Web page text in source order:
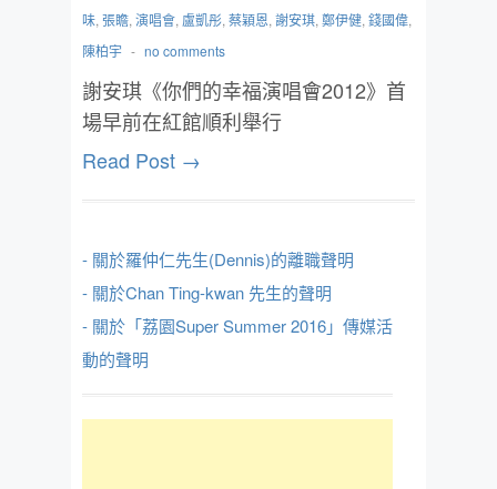
味, 張瞻, 演唱會, 盧凱彤, 蔡穎恩, 謝安琪, 鄭伊健, 錢國偉,
陳柏宇 - no comments
謝安琪《你們的幸福演唱會2012》首
場早前在紅館順利舉行
Read Post →
- 關於羅仲仁先生(Dennis)的離職聲明
- 關於Chan Ting-kwan 先生的聲明
- 關於「荔園Super Summer 2016」傳媒活
動的聲明